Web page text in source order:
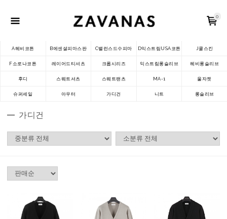
0
A헤비코튼 B에센셜피마스판 C밸런스드수피마 D익스트림USA코튼 J쿨스킨
F소로나코튼 레이어드티셔츠 크롭시리즈 익스트림롱슬리브 헤비롱슬리브
후디 스웨트셔츠 스웨트팬츠 MA-1 울자켓
슈퍼세일 아우터 가디건 니트 롱슬리브
가디건